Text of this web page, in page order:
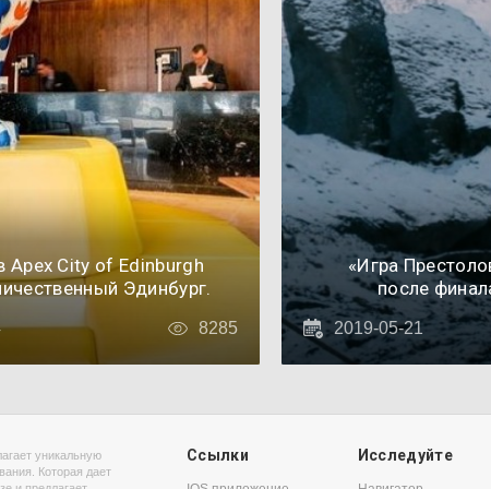
Apex City of Edinburgh
Эдинбург.
8285
«Игра
после
2019-05-21
уникальную
Которая дает
Ссылки Исследуйте